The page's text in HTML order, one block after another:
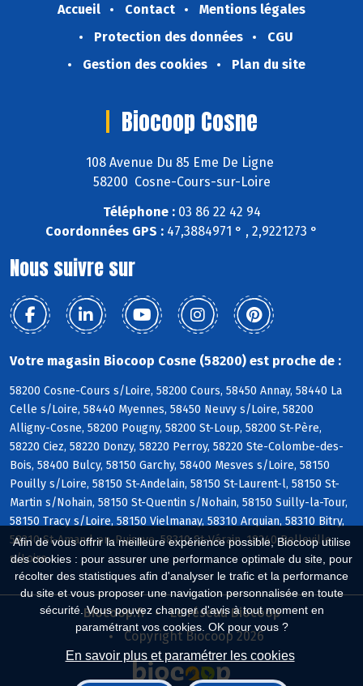
Afin de vous offrir la meilleure expérience possible, Biocoop utilise
des cookies : pour assurer une performance optimale du site, pour
récolter des statistiques afin d'analyser le trafic et la performance
du site et vous proposer une navigation personnalisée en toute
sécurité. Vous pouvez changer d'avis à tout moment en
paramétrant vos cookies. OK pour vous ?
En savoir plus et paramétrer les cookies
Accueil Contact
Mentions légales
Protection des données
CGU
Gestion des cookies
Plan du site
Biocoop Cosne
108 Avenue Du 85 Eme De Ligne
58200 Cosne-Cours-sur-Loire
Téléphone :03 86 22 42 94
Coordonnées GPS : 47,3884971 ° , 2,9221273 °
Nous suivre sur
Votre magasin Biocoop Cosne (58200) est proche de :
58200 Cosne-Cours s/Loire, 58200 Cours, 58450 Annay, 58440 La
Celle s/Loire, 58440 Myennes, 58450 Neuvy s/Loire, 58200
Alligny-Cosne, 58200 Pougny, 58200 St-Loup, 58200 St-Père,
58220 Ciez, 58220 Donzy, 58220 Perroy, 58220 Ste-Colombe-des-
Bois, 58400 Bulcy, 58150 Garchy, 58400 Mesves s/Loire, 58150
Pouilly s/Loire, 58150 St-Andelain, 58150 St-Laurent-l, 58150 St-
Martin s/Nohain, 58150 St-Quentin s/Nohain, 58150 Suilly-la-Tour,
58150 Tracy s/Loire, 58150 Vielmanay, 58310 Arquian, 58310 Bitry,
58310 St-Amand-en-Puisaye, 58310 St-Vérain, 18240 Belleville
s/Loire
Biocoop.fr
Le réseau Biocoop
Copyright Biocoop 2026